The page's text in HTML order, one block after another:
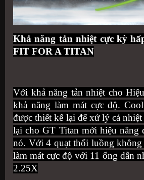
Khả năng tản nhiệt cực kỳ
FIT FOR A TITAN
Với khả năng tản nhiệt cho
khả năng làm mát cực độ.
được thiết kế lại để xử lý cả
lại cho GT Titan mới hiệu năng
nó. Với 4 quạt thổi luồng không
làm mát cực độ với 11 ống dẫn
2.25X